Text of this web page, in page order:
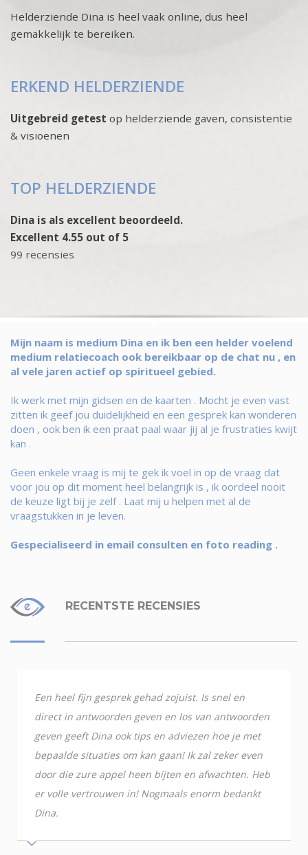
Helderziende Dina is heel vaak online, dus heel
gemakkelijk te bereiken.
ERKEND HELDERZIENDE
Uitgebreid getest op helderziende gaven, consistentie
& visioenen
TOP HELDERZIENDE
Dina is als excellent beoordeeld.
Excellent 4.55 out of 5
99 recensies
Mijn naam is medium Dina en ik ben een helder voelend
medium relatiecoach ook bereikbaar op de chat nu , en
al vele jaren actief op spiritueel gebied.
Ik werk met mijn gidsen en de kaarten . Mocht je even vast
zitten ik geef jou duidelijkheid en een gesprek kan wonderen
doen , ook ben ik een praat paal waar jij al je frustraties kwijt
kan .
Geen enkele vraag is mij te gek ik voel in op de vraag dat
voor jou op dit moment heel belangrijk is , ik oordeel nooit
de keuze ligt bij je zelf . Laat mij u helpen met al de
vraagstukken in je leven.
Gespecialiseerd in email consulten en foto reading .
RECENTSTE RECENSIES
Een heel fijn gesprek gehad zojuist. Is snel en
direct in antwoorden geven en los van antwoorden
geven geeft Dina ook tips en adviezen hoe je met
bepaalde situaties om kan gaan! Ik zal zeker even
door die zure appel heen bijten en afwachten. Heb
er volle vertrouwen in! Nogmaals enorm bedankt
Dina.